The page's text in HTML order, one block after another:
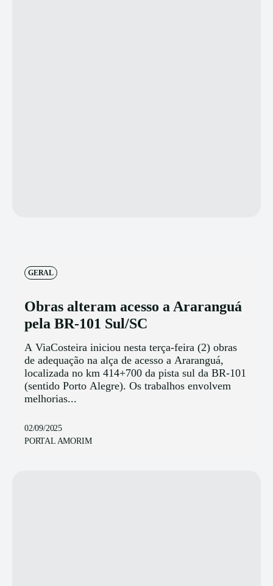
GERAL
Obras alteram acesso a Araranguá
pela BR-101 Sul/SC
A ViaCosteira iniciou nesta terça-feira (2) obras
de adequação na alça de acesso a Araranguá,
localizada no km 414+700 da pista sul da BR-101
(sentido Porto Alegre). Os trabalhos envolvem
melhorias...
02/09/2025
PORTAL AMORIM